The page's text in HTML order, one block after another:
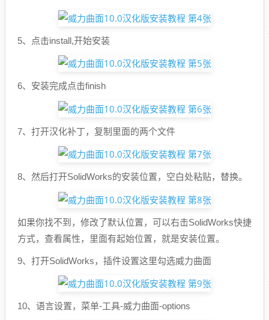
5、点击install,开始安装
6、安装完成点击finish
7、打开汉化补丁，复制里面的两个文件
8、然后打开SolidWorks的安装位置，空白处粘贴，替换。
如果你找不到，修改了默认位置，可以右击SolidWorks快捷
方式，查看属性，里面有起始位置，就是安装位置。
9、打开SolidWorks，插件设置这里勾选威力曲面
10、语言设置，菜单-工具-威力曲面-options